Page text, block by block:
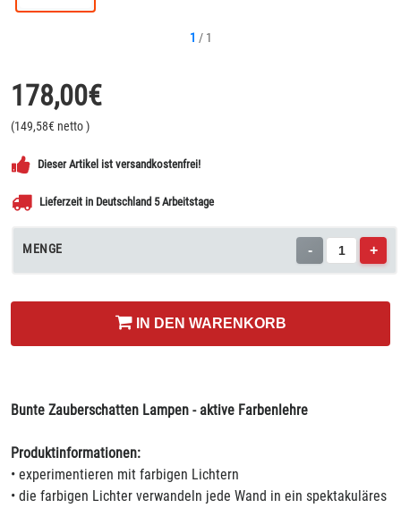
1 / 1
178,00€
(149,58€ netto)
Dieser Artikel ist versandkostenfrei!
Lieferzeit in Deutschland 5 Arbeitstage
MENGE - +
IN DEN WARENKORB
Bunte Zauberschatten Lampen - aktive Farbenlehre
Produktinformationen:
• experimentieren mit farbigen Lichtern
• die farbigen Lichter verwandeln jede Wand in ein spektakuläres